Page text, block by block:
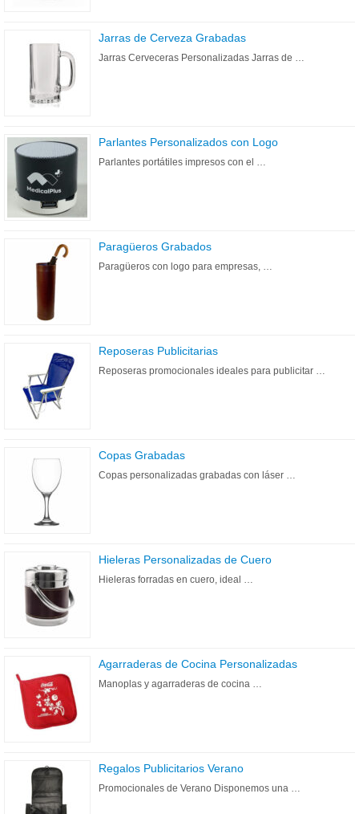
Jarras de Cerveza Grabadas
Jarras Cerveceras Personalizadas Jarras de …
Parlantes Personalizados con Logo
Parlantes portátiles impresos con el …
Paragüeros Grabados
Paragüeros con logo para empresas, …
Reposeras Publicitarias
Reposeras promocionales ideales para publicitar …
Copas Grabadas
Copas personalizadas grabadas con láser …
Hieleras Personalizadas de Cuero
Hieleras forradas en cuero, ideal …
Agarraderas de Cocina Personalizadas
Manoplas y agarraderas de cocina …
Regalos Publicitarios Verano
Promocionales de Verano Disponemos una …